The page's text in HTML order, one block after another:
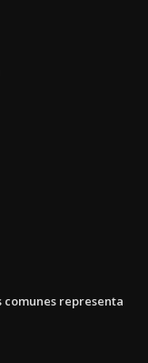
comunes representa